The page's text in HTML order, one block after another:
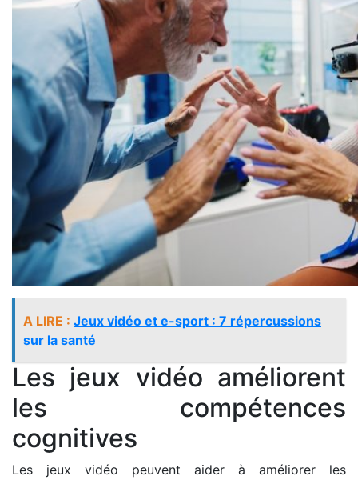
A LIRE : Jeux vidéo et e-sport : 7 répercussions
sur la santé
Les jeux vidéo améliorent
les compétences
cognitives
Les jeux vidéo peuvent aider à améliorer les